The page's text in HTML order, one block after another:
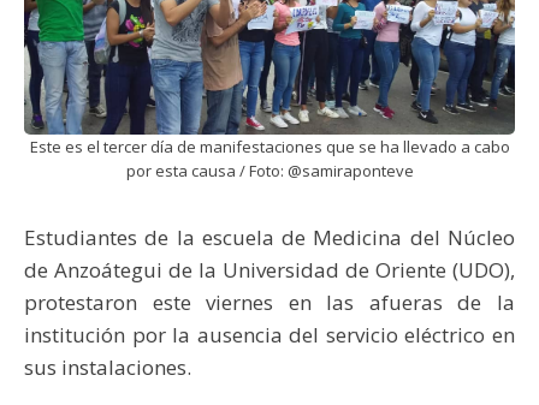
Este es el tercer día de manifestaciones que se ha llevado a cabo
por esta causa / Foto: @samiraponteve
Estudiantes de la escuela de Medicina del Núcleo
de Anzoátegui de la Universidad de Oriente (UDO),
protestaron este viernes en las afueras de la
institución por la ausencia del servicio eléctrico en
sus instalaciones.